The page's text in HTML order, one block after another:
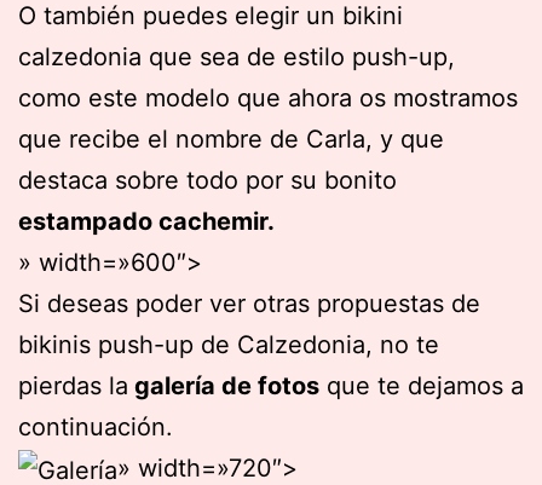
O también puedes elegir un bikini
calzedonia que sea de estilo push-up,
como este modelo que ahora os mostramos
que recibe el nombre de Carla, y que
destaca sobre todo por su bonito
estampado cachemir.
» width=»600″>
Si deseas poder ver otras propuestas de
bikinis push-up de Calzedonia, no te
pierdas la galería de fotos que te dejamos a
continuación.
» width=»720″>